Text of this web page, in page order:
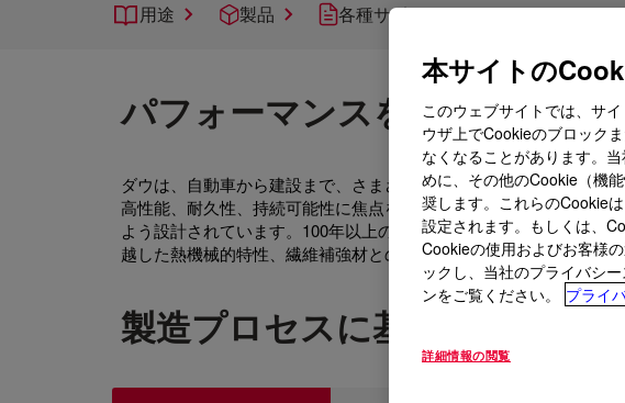
用途 製品 各種サポート
パフォーマンスを発揮するた
ダウは、自動車から建設まで、さまざまな業界の多様なニーズに
高性能、耐久性、持続可能性に焦点を当てた当社の高度な複合シ
よう設計されています。100年以上の研究開発の成果であるDow
越した熱機械的特性、繊維補強材との優れた適合性を提供し、複
製造プロセスに基づくソリュ
本サイトの
このウェブサイトでは、サ
ウザ上でCookieのブロック
なくなることがあります。
めに、その他のCookie（機
奨します。これらのCookie
設定されます。もしくは、
Cookieの使用およびお客様
ックし、当社のプライバシ
ンをご覧ください。
プライ
詳細情報の閲覧